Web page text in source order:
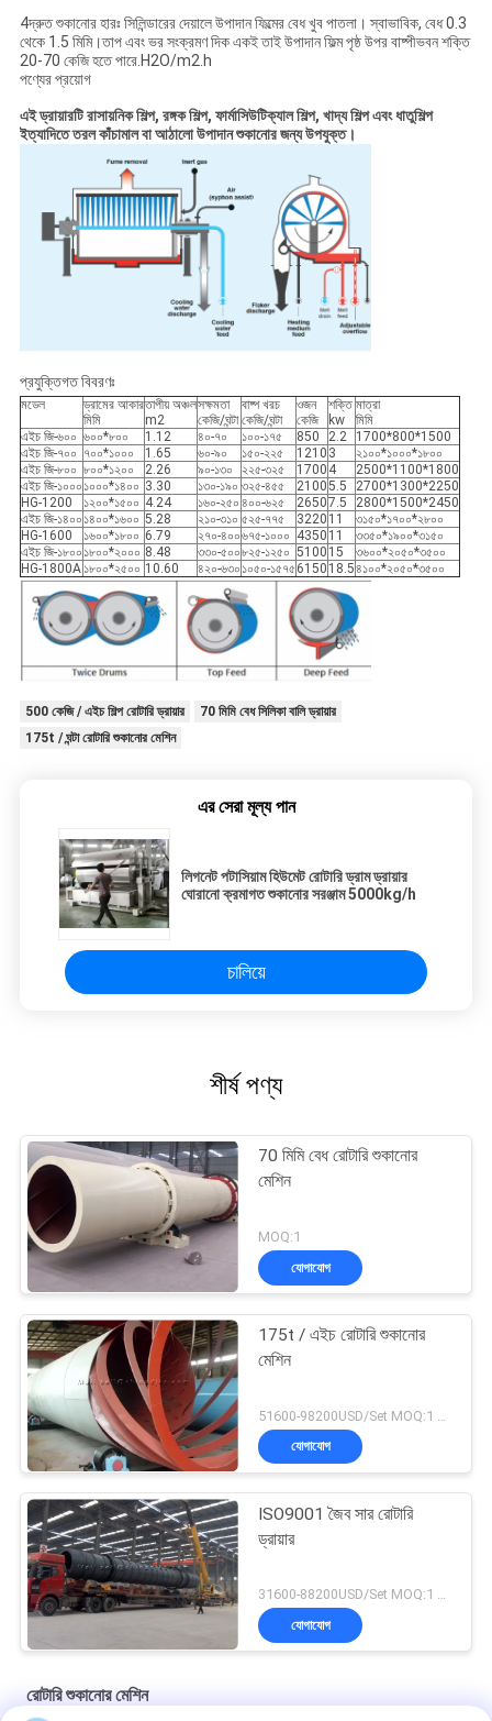
4দ্রুত শুকানোর হারঃ সিলিন্ডারের দেয়ালে উপাদান ফিল্মের বেধ খুব পাতলা। স্বাভাবিক, বেধ 0.3
থেকে 1.5 মিমি।তাপ এবং ভর সংক্রমণ দিক একই তাই উপাদান ফিল্ম পৃষ্ঠ উপর বাষ্পীভবন শক্তি
20-70 কেজি হতে পারে.H2O/m2.h
পণ্যের প্রয়োগ
এই ড্রায়ারটি রাসায়নিক শিল্প, রঙ্গক শিল্প, ফার্মাসিউটিক্যাল শিল্প, খাদ্য শিল্প এবং ধাতুশিল্প
ইত্যাদিতে তরল কাঁচামাল বা আঠালো উপাদান শুকানোর জন্য উপযুক্ত।
প্রযুক্তিগত বিবরণঃ
মডেল
ড্রামের আকার
মিমি
তাপীয় অঞ্চল
m2
সক্ষমতা
কেজি/ঘন্টা
বাষ্প খরচ
কেজি/ঘন্টা
ওজন
কেজি
শক্তি
kw
মাত্রা
মিমি
এইচ জি-৬০০ ৬০০*৮০০ 1.12 ৪০-৭০ ১০০-১৭৫ 850 2.2
1700*800*1500
এইচ জি-৭০০ ৭০০*১০০০ 1.65 ৬০-৯০ ১৫০-২২৫ 1210 3
২১০০*১০০০*১৮০০
এইচ জি-৮০০ ৮০০*১২০০ 2.26 ৯০-১৩০ ২২৫-৩২৫ 1700 4
2500*1100*1800
এইচ জি-১০০০ ১০০০*১৪০০ 3.30 ১৩০-১৯০ ৩২৫-৪৫৫ 21005.5
2700*1300*2250
HG-1200
১২০০*১৫০০ 4.24 ১৬০-২৫০ ৪০০-৬২৫ 26507.5
2800*1500*2450
এইচ জি-১৪০০ ১৪০০*১৬০০ 5.28 ২১০-৩১০ ৫২৫-৭৭৫ 3220 11
৩১৫০*১৭০০*২৮০০
HG-1600
১৬০০*১৮০০ 6.79 ২৭০-৪০০৬৭৫-১০০০ 4350 11
৩৩৫০*১৯০০*৩১৫০
এইচ জি-১৮০০ ১৮০০*২০০০ 8.48 ৩৩০-৫০০৮২৫-১২৫০ 5100 15
৩৬০০*২০৫০*৩৫০০
HG-1800A ১৮০০*২৫০০ 10.60 ৪২০-৬৩০ ১০৫০-১৫৭৫ 6150 18.5৪১০০*২০৫০*৩৫০০
500 কেজি / এইচ শিল্প রোটারি ড্রায়ার
70 মিমি বেধ সিলিকা বালি ড্রায়ার
175t / ঘন্টা রোটারি শুকানোর মেশিন
এর সেরা মূল্য পান
লিগনেট পটাসিয়াম হিউমেট রোটারি ড্রাম ড্রায়ার
ঘোরানো ক্রমাগত শুকানোর সরঞ্জাম 5000kg/h
চালিয়ে
শীর্ষ পণ্য
70 মিমি বেধ রোটারি শুকানোর
মেশিন
MOQ:1
যোগাযোগ
175t / এইচ রোটারি শুকানোর
মেশিন
যোগাযোগ
ISO9001 জৈব সার রোটারি
ড্রায়ার
31600-88200USD/Set MOQ:1 সেট
যোগাযোগ
রোটারি শুকানোর মেশিন